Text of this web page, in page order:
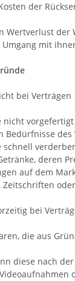
der
Wertverlust
mit
bei Verträgen
nicht
schnell
deren
auf dem
bei
die aus
diese nach